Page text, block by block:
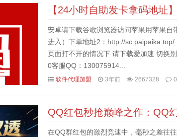
【24小时自助发卡拿码地址
安卓请下载谷歌浏览器访问苹果用苹果
进入）下单地址2：http://
页面打不开的情况下 请下载爱加速 切换
0客服QQ：130075914...
软件代理加盟 3年前 2667328 0
QQ红包秒抢巅峰之作：QQ
在QQ群红包的激烈竞速中，毫秒之差往